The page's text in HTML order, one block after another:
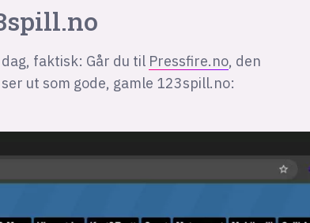
faktisk: Går du til Pressfire.no, den
ut som gode, gamle 123spill.no: